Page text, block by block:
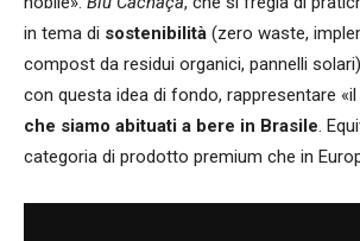
in tema di sostenibilità (zero waste,
compost da residui organici, pannelli
con questa idea di fondo, rappresentare «il
che siamo abituati a bere in Brasile.
categoria di prodotto premium che in